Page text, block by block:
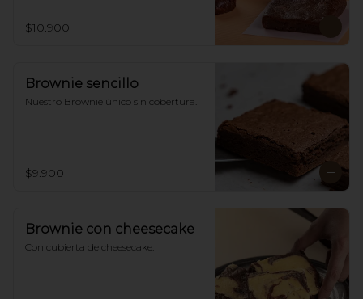
$10.900
Brownie sencillo
Nuestro Brownie único sin cobertura.
$9.900
Brownie con cheesecake
Con cubierta de cheesecake.